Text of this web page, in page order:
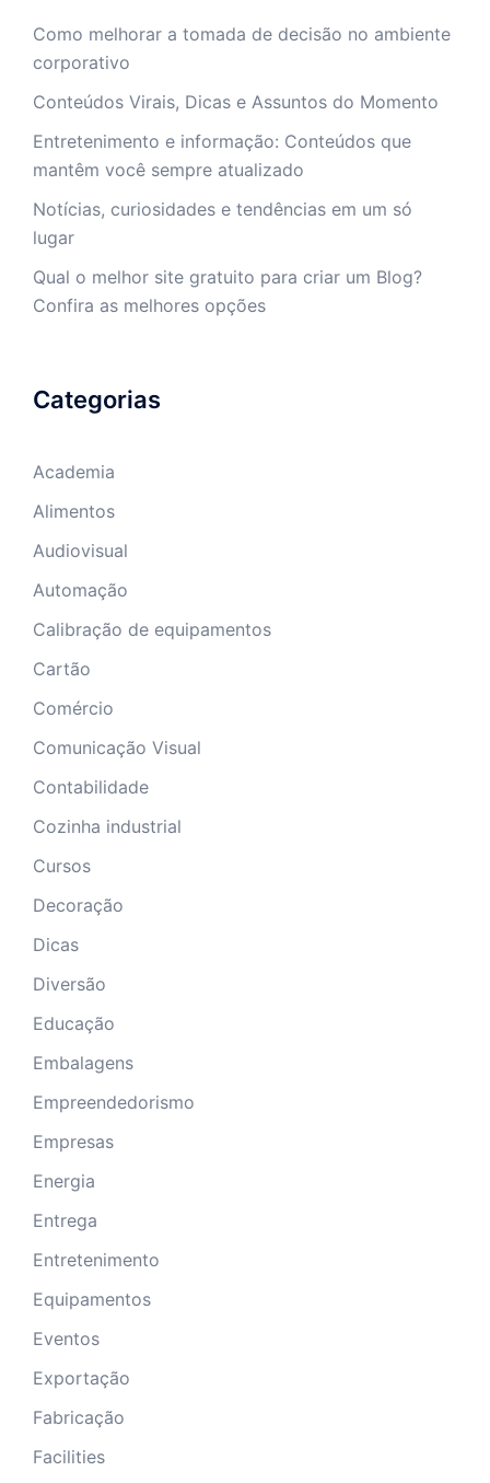
Como melhorar a tomada de decisão no ambiente
corporativo
Conteúdos Virais, Dicas e Assuntos do Momento
Entretenimento e informação: Conteúdos que
mantêm você sempre atualizado
Notícias, curiosidades e tendências em um só
lugar
Qual o melhor site gratuito para criar um Blog?
Confira as melhores opções
Categorias
Academia
Alimentos
Audiovisual
Automação
Calibração de equipamentos
Cartão
Comércio
Comunicação Visual
Contabilidade
Cozinha industrial
Cursos
Decoração
Dicas
Diversão
Educação
Embalagens
Empreendedorismo
Empresas
Energia
Entrega
Entretenimento
Equipamentos
Eventos
Exportação
Fabricação
Facilities